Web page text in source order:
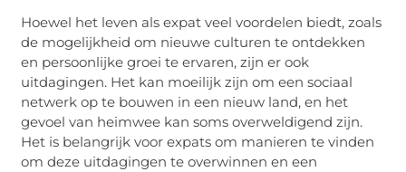
Hoewel het leven als expat veel voordelen biedt, zoals
de mogelijkheid om nieuwe culturen te ontdekken
en persoonlijke groei te ervaren, zijn er ook
uitdagingen. Het kan moeilijk zijn om een sociaal
netwerk op te bouwen in een nieuw land, en het
gevoel van heimwee kan soms overweldigend zijn.
Het is belangrijk voor expats om manieren te vinden
om deze uitdagingen te overwinnen en een